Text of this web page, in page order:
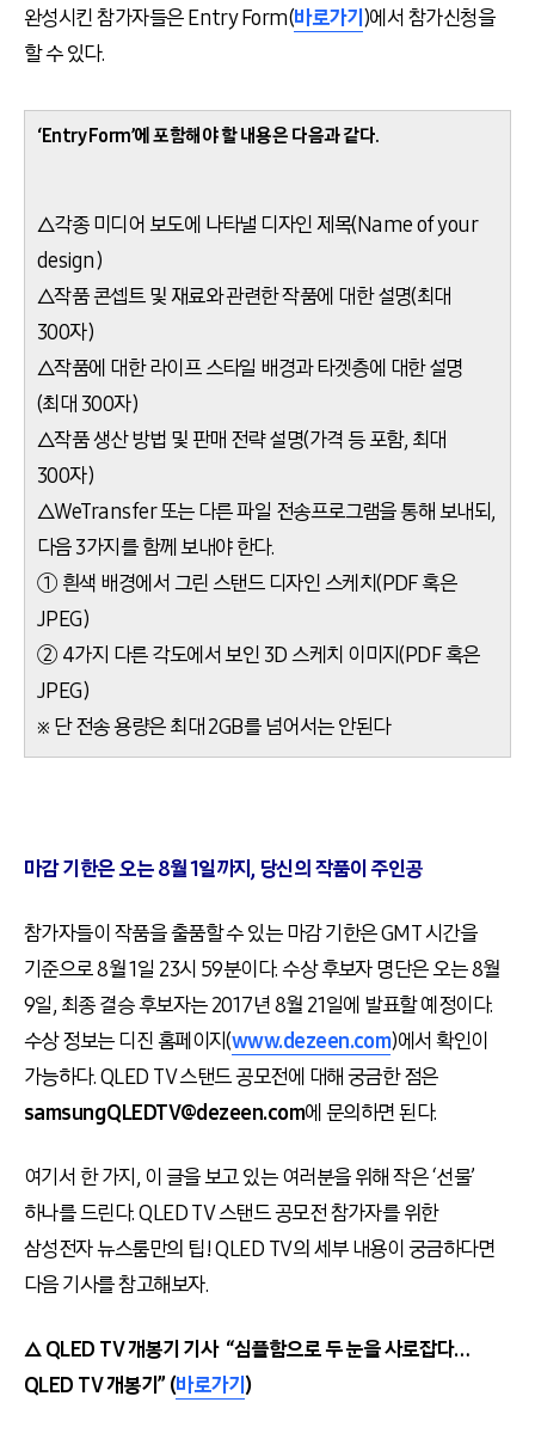
완성시킨 참가자들은 Entry Form(바로가기 )에서 참가신청을
할 수 있다.
‘Entry Form’에 포함해야 할 내용은 다음과 같다.
△각종 미디어 보도에 나타낼 디자인 제목(Name of your
design)
△작품 콘셉트 및 재료와 관련한 작품에 대한 설명(최대
300자)
△작품에 대한 라이프 스타일 배경과 타겟층에 대한 설명
(최대 300자)
△작품 생산 방법 및 판매 전략 설명(가격 등 포함, 최대
300자)
△WeTransfer 또는 다른 파일 전송프로그램을 통해 보내되,
다음 3가지를 함께 보내야 한다.
① 흰색 배경에서 그린 스탠드 디자인 스케치(PDF 혹은
JPEG)
② 4가지 다른 각도에서 보인 3D 스케치 이미지(PDF 혹은
JPEG)
※ 단 전송 용량은 최대 2GB를 넘어서는 안된다
마감 기한은 오는 8월 1일까지, 당신의 작품이 주인공
참가자들이 작품을 출품할 수 있는 마감 기한은 GMT 시간을
기준으로 8월 1일 23시 59분이다. 수상 후보자 명단은 오는 8월
9일, 최종 결승 후보자는 2017년 8월 21일에 발표할 예정이다.
수상 정보는 디진 홈페이지(www.dezeen.com)에서 확인이
가능하다. QLED TV 스탠드 공모전에 대해 궁금한 점은
samsungQLEDTV@dezeen.com에 문의하면 된다.
여기서 한 가지, 이 글을 보고 있는 여러분을 위해 작은 ‘선물’
하나를 드린다. QLED TV 스탠드 공모전 참가자를 위한
삼성전자 뉴스룸만의 팁! QLED TV의 세부 내용이 궁금하다면
다음 기사를 참고해보자.
△ QLED TV 개봉기 기사 “심플함으로 두 눈을 사로잡다…
QLED TV 개봉기” (바로가기)